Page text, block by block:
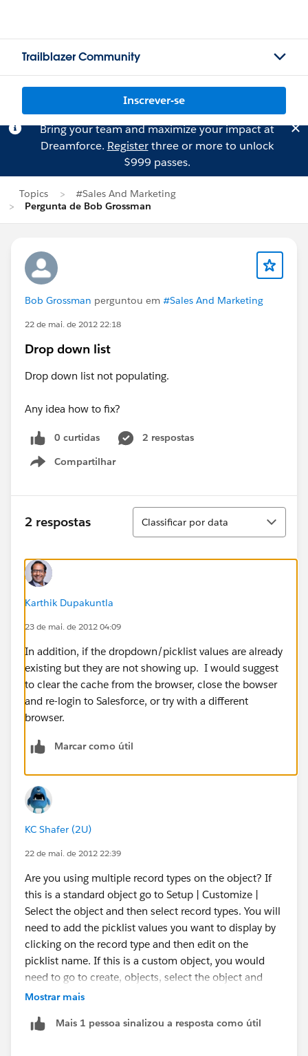
Trailblazer Community
Inscrever-se
Bring your team and maximize your impact at
Dreamforce. Registerthree or more to unlock
$999 passes.
Topics
#Sales And Marketing
Pergunta de Bob Grossman
Bob Grossman perguntou em #Sales And Marketing
22 de mai. de 2012 22:18
Drop down list
Drop down list not populating.
Any idea how to fix?
0 curtidas
2 respostas
Compartilhar
Show menu
2 respostas
Classificar
Classificar por data
Karthik Dupakuntla
23 de mai. de 2012 04:09
In addition, if the dropdown/picklist values are already
existing but they are not showing up. I would suggest
to clear the cache from the browser, close the bowser
and re-login to Salesforce, or try with a different
browser.
Marcar como útil
KC Shafer (2U)
22 de mai. de 2012 22:39
Are you using multiple record types on the object? If
this is a standard object go to Setup | Customize |
Select the object and then select record types. You will
need to add the picklist values you want to display by
clicking on the record type and then edit on the
picklist name. If this is a custom object, you would
need to go to create, objects, select the object and
then scroll down to the record types related list.
--KC
Mostrar mais
Mais 1 pessoa sinalizou a resposta como útil